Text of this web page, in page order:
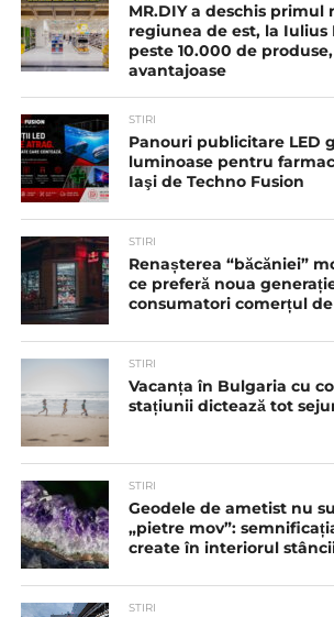
MR.DIY a deschis primul
regiunea de est, la Iulius
peste 10.000 de
avantajoase
STIRI
Panouri publicitare LED
luminoase pentru
Iaşi de Techno Fusion
STIRI
Renașterea “băcăniei”
ce preferă noua
consumatori comerțul
STIRI
Vacanța în Bulgaria cu
stațiunii dictează tot
STIRI
Geodele de ametist nu
„pietre mov”:
create în interiorul
STIRI